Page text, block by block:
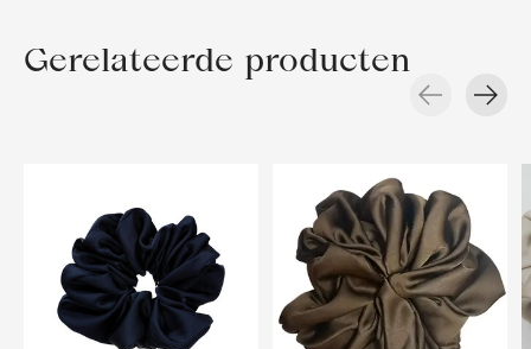
Gerelateerde producten